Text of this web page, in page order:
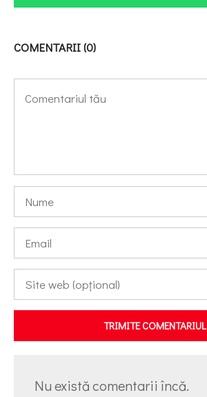
COMENTARII (0)
TRIMITE COMENTARIUL
Nu există comentarii încă.